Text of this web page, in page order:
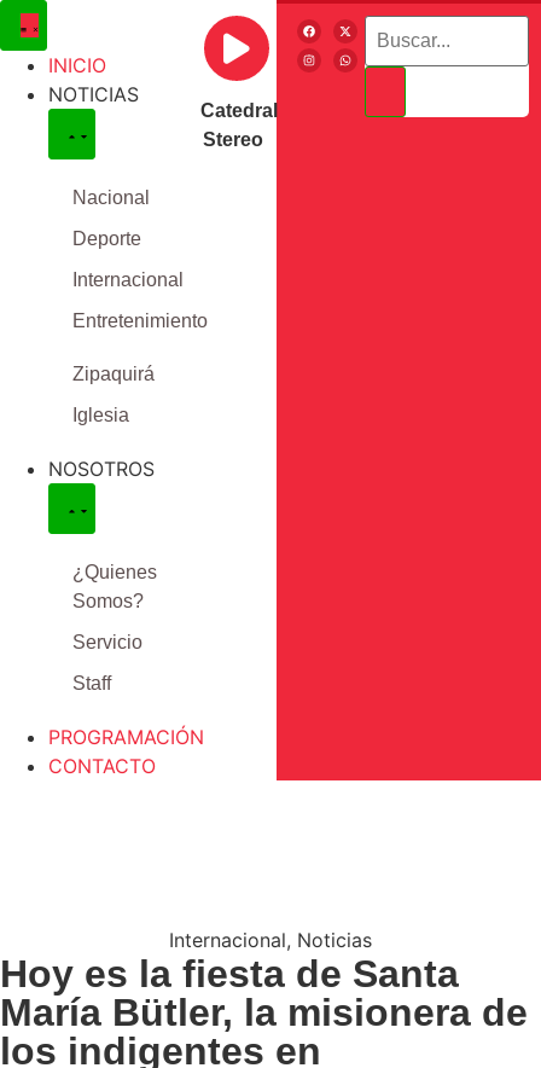
Catedral
Stereo
INICIO
NOTICIAS
Nacional
Deporte
Internacional
Entretenimiento
Zipaquirá
Iglesia
NOSOTROS
¿Quienes
Somos?
Servicio
Staff
PROGRAMACIÓN
CONTACTO
Internacional, Noticias
Hoy es la fiesta de Santa
María Bütler, la misionera de
los indigentes en